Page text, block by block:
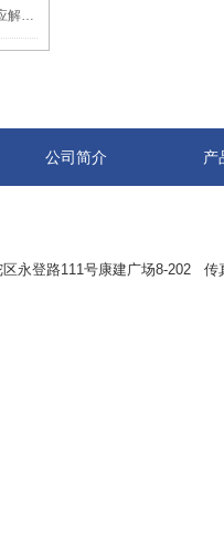
一文与您分享FRAKO电容的常见故障相应解决方法
公司简介 产
区永登路111号康建广场8-202